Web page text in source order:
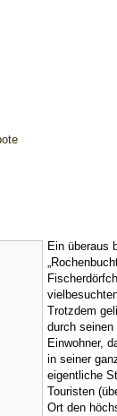
Ein überaus
Trotzdem
durch seinen
Einwohner,
in seiner
eigentliche
Touristen
Ort den